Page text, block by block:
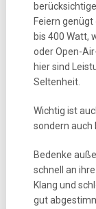
Feiern
bis 400 Watt,
oder Open-
hier sind
Seltenheit.
Wichtig ist
sondern auch
Bedenke
schnell an
Klang und
gut